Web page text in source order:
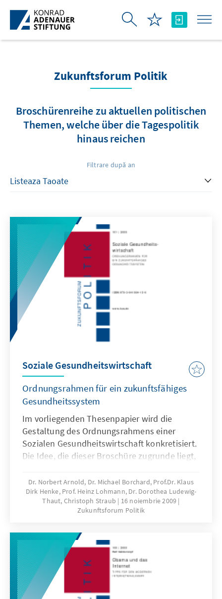
Skip to Main Content
Zukunftsforum Politik
Broschürenreihe zu aktuellen politischen
Themen, welche über die Tagespolitik
hinaus reichen
Filtrare după an
Soziale Gesundheitswirtschaft
Ordnungsrahmen für ein zukunftsfähiges
Gesundheitssystem
Im vorliegenden Thesenpapier wird die
Gestaltung des Ordnungsrahmens einer
Sozialen Gesundheitswirtschaft konkretisiert.
Die Idee, die dieser Broschüre zugrunde liegt,
Wettbewerbsordnung, in der die Sicherung
und Förderung der an den individuellen
Gesundheitsbedürfnissen orientierten
Dr. Norbert Arnold, Dr. Michael Borchard, Prof.Dr. Klaus
Dirk Henke, Prof. Heinz Lohmann, Dr. Dorothea Ludewig-
Thaut, Christoph Straub
16 noiembrie 2009
Zukunftsforum Politik